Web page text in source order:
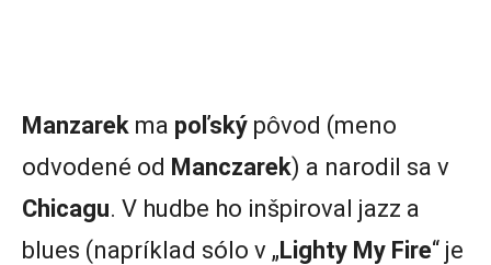
Manzarek ma poľský pôvod (meno
odvodené od Manczarek) a narodil sa v
Chicagu. V hudbe ho inšpiroval jazz a
blues (napríklad sólo v „Lighty My Fire“ je